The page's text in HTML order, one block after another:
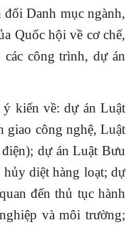
Danh mục ngành,
Quốc hội về cơ chế,
công trình, dự án
kiến về: dự án Luật
giao công nghệ, Luật
dự án Luật Bưu
diệt hàng loạt; dự
đến thủ tục hành
và môi trường;